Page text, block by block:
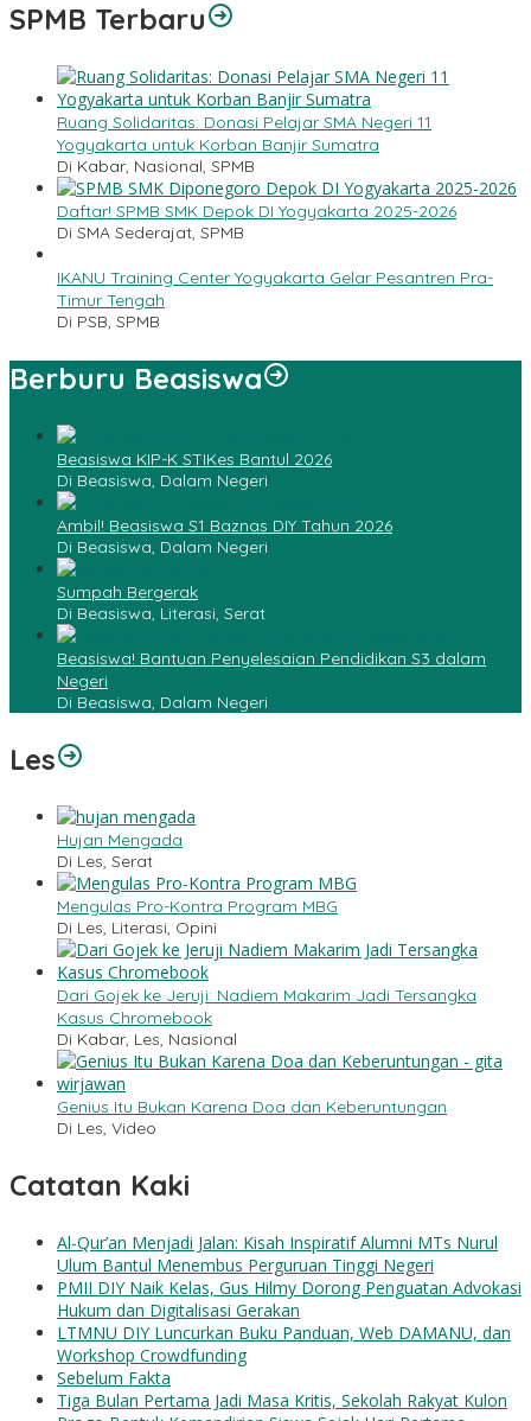
SPMB Terbaru
Ruang Solidaritas: Donasi Pelajar SMA Negeri 11
Yogyakarta untuk Korban Banjir Sumatra
Di Kabar, Nasional, SPMB
Daftar! SPMB SMK Depok DI Yogyakarta 2025-2026
Di SMA Sederajat, SPMB
IKANU Training Center Yogyakarta Gelar Pesantren Pra-
Timur Tengah
Di PSB, SPMB
Berburu Beasiswa
Beasiswa KIP-K STIKes Bantul 2026
Di Beasiswa, Dalam Negeri
Ambil! Beasiswa S1 Baznas DIY Tahun 2026
Di Beasiswa, Dalam Negeri
Sumpah Bergerak
Di Beasiswa, Literasi, Serat
Beasiswa! Bantuan Penyelesaian Pendidikan S3 dalam
Negeri
Di Beasiswa, Dalam Negeri
Les
Hujan Mengada
Di Les, Serat
Mengulas Pro-Kontra Program MBG
Di Les, Literasi, Opini
Dari Gojek ke Jeruji: Nadiem Makarim Jadi Tersangka
Kasus Chromebook
Di Kabar, Les, Nasional
Genius Itu Bukan Karena Doa dan Keberuntungan
Di Les, Video
Catatan Kaki
Al-Qur’an Menjadi Jalan: Kisah Inspiratif Alumni MTs Nurul
Ulum Bantul Menembus Perguruan Tinggi Negeri
PMII DIY Naik Kelas, Gus Hilmy Dorong Penguatan Advokasi
Hukum dan Digitalisasi Gerakan
LTMNU DIY Luncurkan Buku Panduan, Web DAMANU, dan
Workshop Crowdfunding
Sebelum Fakta
Tiga Bulan Pertama Jadi Masa Kritis, Sekolah Rakyat Kulon